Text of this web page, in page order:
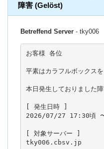
障害 (Gelöst)
Betreffend Server - tky006
お客様 各位
平素はカラフルボックス
本日発生しておりました
[ 発生日時 ]
2026/07/27 17:30頃
[ 対象サーバー ]
tky006.cbsv.jp